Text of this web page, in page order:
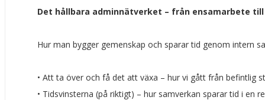
Det hållbara adminnätverket – från ensamarbete
Hur man bygger gemenskap och sparar tid genom intern
• Att ta över och få det att växa – hur vi gått från befintlig
• Tidsvinsterna (på riktigt) – hur samverkan sparar tid i en